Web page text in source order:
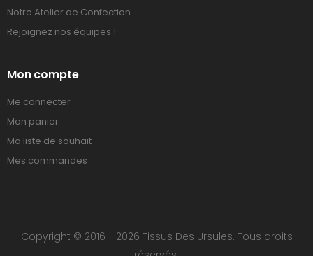
Notre Atelier de Confection
Rejoignez nos équipes !
Mon compte
Me connecter
Mon panier
Ma liste de souhait
Mes commandes
Copyright © 2016 - 2026 Tissus Des Ursules. Tous droits